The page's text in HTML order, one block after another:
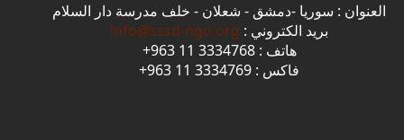
العنوان : سوريا -دمشق - شعلان - خلف مدرسة دار السلام
بريد الكتروني : info@sssd-ngo.org
هاتف : 3334768 11 963+
فاكس : 3334769 11 963+